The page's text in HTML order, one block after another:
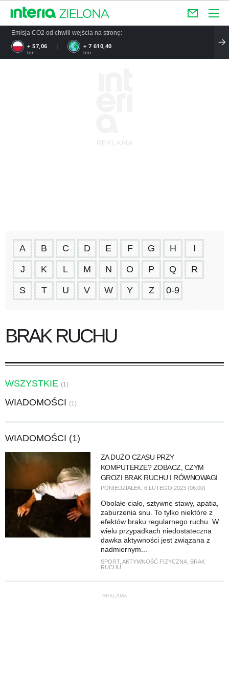
Emisja CO2 od chwili wejścia na stronę:
+ 57,06
ton
+ 7 610,40
ton
A B C D E F G H I
J K L M N O P Q R
S T U V W Y Z 0-9
BRAK RUCHU
WSZYSTKIE (1)
WIADOMOŚCI (1)
WIADOMOŚCI (1)
ZA DUŻO CZASU PRZY
KOMPUTERZE? ZOBACZ, CZYM
GROZI BRAK RUCHU I RÓWNOWAGI
PONIEDZIAŁEK, 6 LUTEGO 2023 (06:00)
Obolałe ciało, sztywne stawy, apatia,
zaburzenia snu. To tylko niektóre z
efektów braku regularnego ruchu. W
wielu przypadkach niedostateczna
dawka aktywności jest związana z
nadmiernym...
SPORT, AKTYWNOŚĆ FIZYCZNA, BRAK
RUCHU
REKLAMA